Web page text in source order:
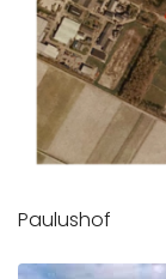
Paulushof